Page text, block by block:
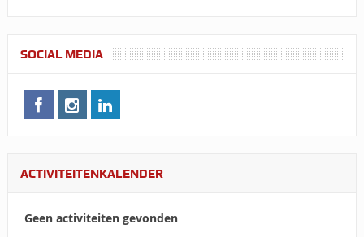
SOCIAL MEDIA
ACTIVITEITENKALENDER
Geen activiteiten gevonden